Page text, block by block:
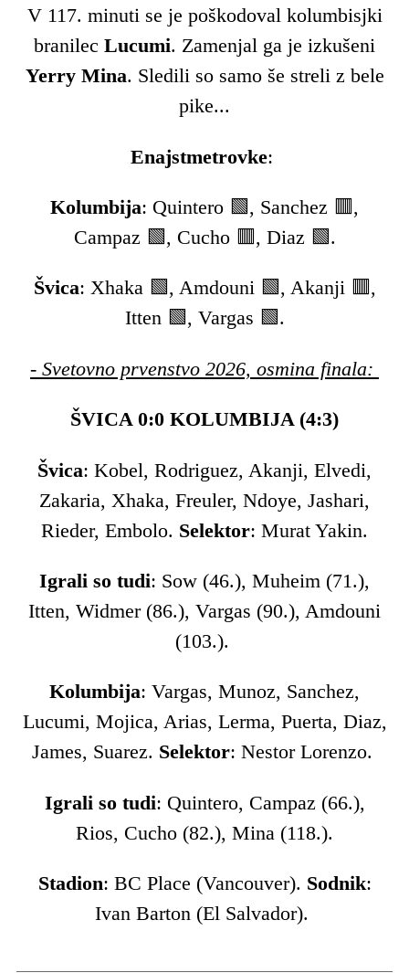
V 117. minuti se je poškodoval kolumbisjki
branilec Lucumi. Zamenjal ga je izkušeni
Yerry Mina. Sledili so samo še streli z bele
pike...
Enajstmetrovke:
Kolumbija: Quintero 🟩, Sanchez 🟥,
Campaz 🟩, Cucho 🟥, Diaz 🟩.
Švica: Xhaka 🟩, Amdouni 🟩, Akanji 🟥,
Itten 🟩, Vargas 🟩.
- Svetovno prvenstvo 2026, osmina finala:
ŠVICA 0:0 KOLUMBIJA (4:3)
Švica: Kobel, Rodriguez, Akanji, Elvedi,
Zakaria, Xhaka, Freuler, Ndoye, Jashari,
Rieder, Embolo. Selektor: Murat Yakin.
Igrali so tudi: Sow (46.), Muheim (71.),
Itten, Widmer (86.), Vargas (90.), Amdouni
(103.).
Kolumbija: Vargas, Munoz, Sanchez,
Lucumi, Mojica, Arias, Lerma, Puerta, Diaz,
James, Suarez. Selektor: Nestor Lorenzo.
Igrali so tudi: Quintero, Campaz (66.),
Rios, Cucho (82.), Mina (118.).
Stadion: BC Place (Vancouver). Sodnik:
Ivan Barton (El Salvador).